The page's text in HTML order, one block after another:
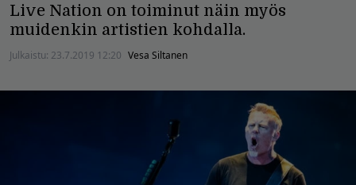
Live Nation on toiminut näin myös
muidenkin artistien kohdalla.
Julkaistu: 23.7.2019 12:20 Vesa Siltanen